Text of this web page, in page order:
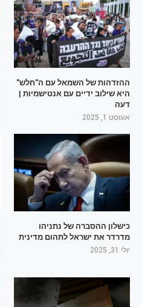
ההזדהות של השמאל עם ה"חלש"
היא שילוב ידיים עם אנטישמיות |
דעה
אוגוסט 1, 2025
כישלון ההסברה של נתניהו
מדרדר את ישראל לתהום מדינית
יולי 31, 2025